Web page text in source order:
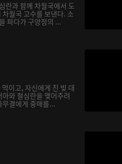
란과 함께 차월국에서 도
월국 고수를 보낸다. 소
파다가 구양정의 ...
이고, 자신에게 진 빚 대
와 철심란을 맺어주려
무결에게 중매를...